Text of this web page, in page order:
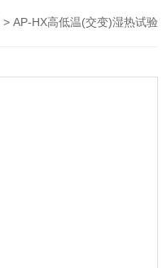
> AP-HX高低温(交变)湿热试验